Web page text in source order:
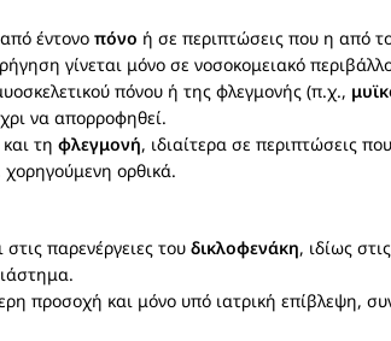
έντονο πόνο ή σε περιπτώσεις που η από
γίνεται μόνο σε νοσοκομειακό
πόνου ή της φλεγμονής (π.χ.,
να απορροφηθεί.
και τη φλεγμονή, ιδιαίτερα σε περιπτώσεις
ορθικά.
στις παρενέργειες του δικλοφενάκη, ιδίως
προσοχή και μόνο υπό ιατρική επίβλεψη,